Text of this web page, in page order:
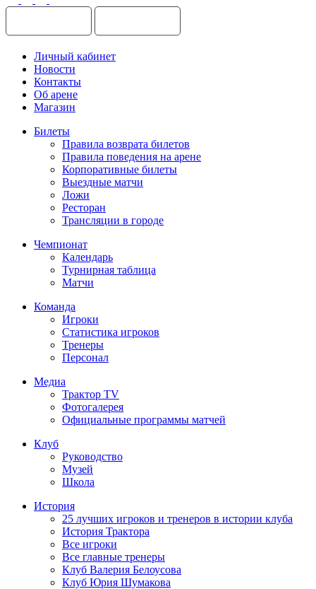
Личный кабинет
Новости
Контакты
Об арене
Магазин
Билеты
Правила возврата билетов
Правила поведения на арене
Корпоративные билеты
Выездные матчи
Ложи
Ресторан
Трансляции в городе
Чемпионат
Календарь
Турнирная таблица
Матчи
Команда
Игроки
Статистика игроков
Тренеры
Персонал
Медиа
Трактор TV
Фотогалерея
Официальные программы матчей
Клуб
Руководство
Музей
Школа
История
25 лучших игроков и тренеров в истории клуба
История Трактора
Все игроки
Все главные тренеры
Клуб Валерия Белоусова
Клуб Юрия Шумакова